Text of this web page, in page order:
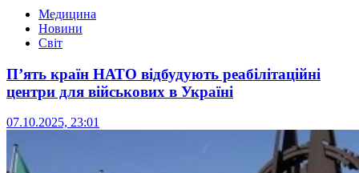
Медицина
Новини
Світ
П’ять країн НАТО відбудують реабілітаційні
центри для військових в Україні
07.10.2025, 23:01